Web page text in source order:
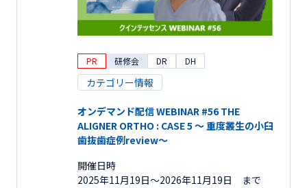
PR 研修会 DR DH
カテゴリー情報
オンデマンド配信 WEBINAR #56 THE
ALIGNER ORTHO : CASE 5 ～ 重度叢生の小臼
歯抜歯症例review～
開催日時
2025年11月19日〜2026年11月19日 まで